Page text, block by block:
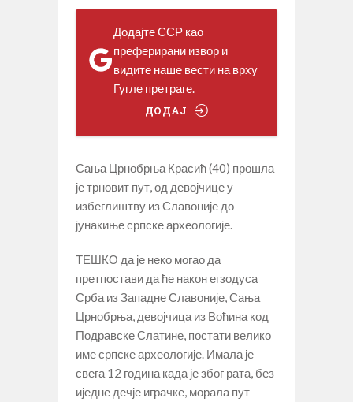
Додајте ССР као
преферирани извор и
видите наше вести на врху
Гугле претраге.
ДОДАЈ
Сања Црнобрња Красић (40) прошла
је трновит пут, од девојчице у
избеглиштву из Славоније до
јунакиње српске археологије.
ТЕШКО да је неко могао да
претпостави да ће након егзодуса
Срба из Западне Славоније, Сања
Црнобрња, девојчица из Воћина код
Подравске Слатине, постати велико
име српске археологије. Имала је
свега 12 година када је због рата, без
иједне дечје играчке, морала пут